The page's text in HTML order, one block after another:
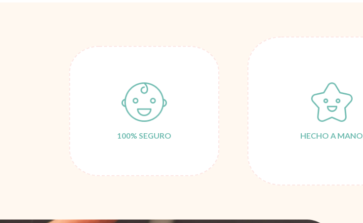
100% SEGURO HECHO A MANO